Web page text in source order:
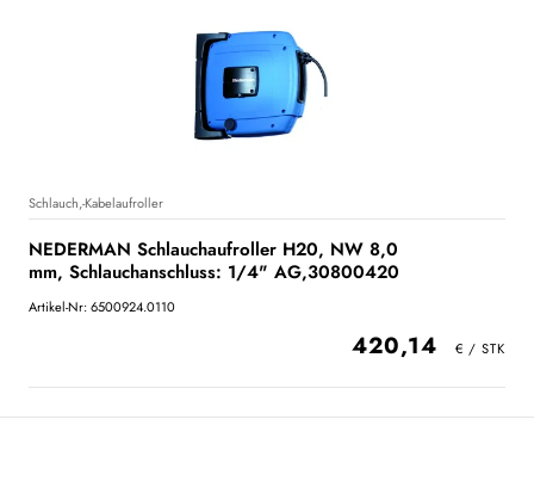
Schlauch,-Kabelaufroller
NEDERMAN Schlauchaufroller H20, NW 8,0
mm, Schlauchanschluss: 1/4" AG,30800420
Artikel-Nr: 6500924.0110
420,14